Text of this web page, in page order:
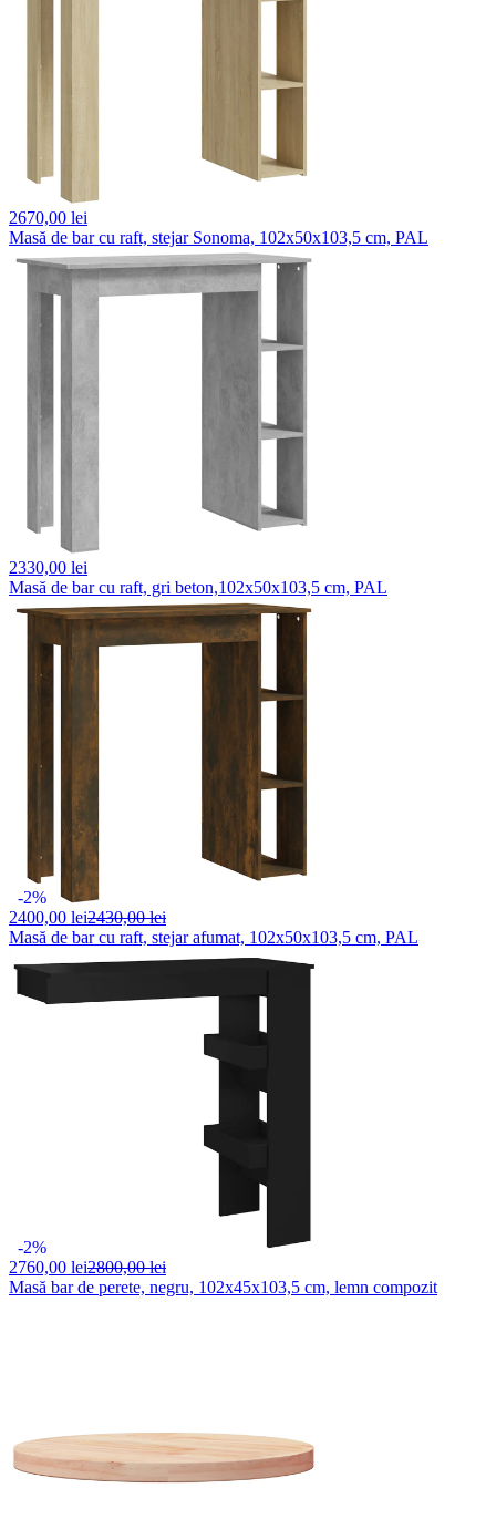
2670,00 lei
Masă de bar cu raft, stejar Sonoma, 102x50x103,5 cm, PAL
2330,00 lei
Masă de bar cu raft, gri beton,102x50x103,5 cm, PAL
-2%
2400,00 lei2430,00 lei
Masă de bar cu raft, stejar afumat, 102x50x103,5 cm, PAL
-2%
2760,00 lei2800,00 lei
Masă bar de perete, negru, 102x45x103,5 cm, lemn compozit